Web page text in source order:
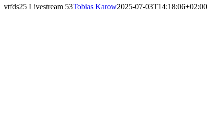
vtfds25 Livestream 53Tobias Karow2025-07-03T14:18:06+02:00